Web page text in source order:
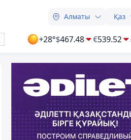
Алматы Қаз
+28°$467.48 €539.52